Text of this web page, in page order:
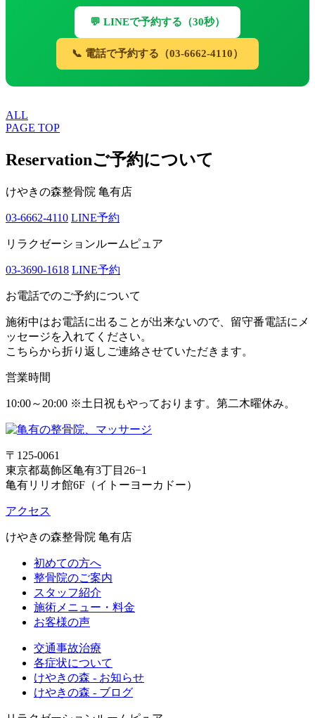
💬 LINEで予約する（30秒）
📞 電話で予約する（03-6662-4110）
ALL
PAGE TOP
Reservationご予約について
けやきの森整骨院 亀有店
03-6662-4110 LINE予約
リラクゼーションルームピュア
03-3690-1618 LINE予約
お電話でのご予約について
施術中はお電話に出ることが出来ないので、留守番電話にメ
ッセージを入れてください。
こちらから折り返しご連絡させていただきます。
営業時間
10:00～20:00 ※土日祝もやっております。第二木曜休み。
〒125-0061
東京都葛飾区亀有3丁目26−1
亀有リリオ館6F（イトーヨーカドー）
アクセス
けやきの森整骨院 亀有店
初めての方へ
整骨院のご案内
スタッフ紹介
施術メニュー・料金
お客様の声
交通事故治療
各症状について
けやきの森 - お知らせ
けやきの森 - ブログ